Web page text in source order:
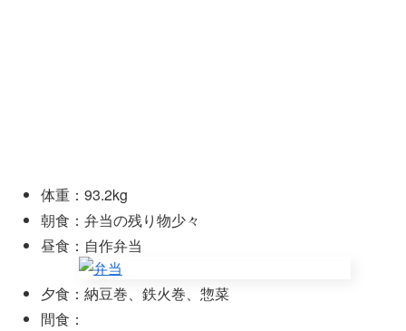
体重：93.2kg
朝食：弁当の残り物少々
昼食：自作弁当
夕食：納豆巻、鉄火巻、惣菜
間食：